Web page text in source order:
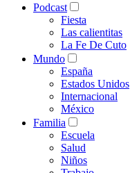
Podcast
Fiesta
Las calientitas
La Fe De Cuto
Mundo
España
Estados Unidos
Internacional
México
Familia
Escuela
Salud
Niños